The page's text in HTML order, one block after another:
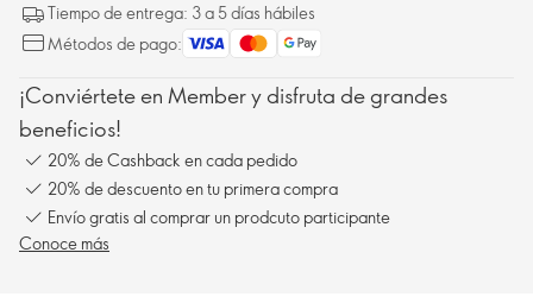
Tiempo de entrega: 3 a 5 días hábiles
Métodos de pago:
¡Conviértete en Member y disfruta de grandes
beneficios!
20% de Cashback en cada pedido
20% de descuento en tu primera compra
Envío gratis al comprar un prodcuto participante
Conoce más